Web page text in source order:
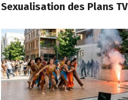
Sexualisation des Plans TV